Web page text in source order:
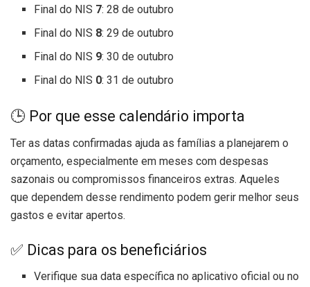
Final do NIS 7: 28 de outubro
Final do NIS 8: 29 de outubro
Final do NIS 9: 30 de outubro
Final do NIS 0: 31 de outubro
🕒 Por que esse calendário importa
Ter as datas confirmadas ajuda as famílias a planejarem o
orçamento, especialmente em meses com despesas
sazonais ou compromissos financeiros extras. Aqueles
que dependem desse rendimento podem gerir melhor seus
gastos e evitar apertos.
✅ Dicas para os beneficiários
Verifique sua data específica no aplicativo oficial ou no